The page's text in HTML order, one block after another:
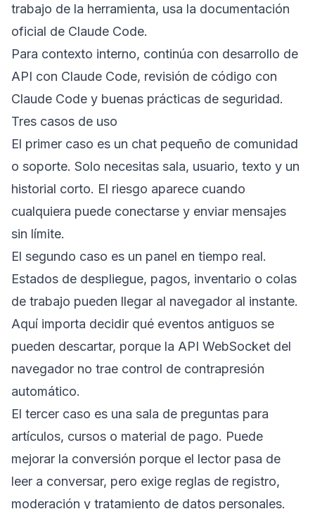
trabajo de la herramienta, usa la documentación
oficial de Claude Code.
Para contexto interno, continúa con desarrollo de
API con Claude Code, revisión de código con
Claude Code y buenas prácticas de seguridad.
Tres casos de uso
El primer caso es un chat pequeño de comunidad
o soporte. Solo necesitas sala, usuario, texto y un
historial corto. El riesgo aparece cuando
cualquiera puede conectarse y enviar mensajes
sin límite.
El segundo caso es un panel en tiempo real.
Estados de despliegue, pagos, inventario o colas
de trabajo pueden llegar al navegador al instante.
Aquí importa decidir qué eventos antiguos se
pueden descartar, porque la API WebSocket del
navegador no trae control de contrapresión
automático.
El tercer caso es una sala de preguntas para
artículos, cursos o material de pago. Puede
mejorar la conversión porque el lector pasa de
leer a conversar, pero exige reglas de registro,
moderación y tratamiento de datos personales.